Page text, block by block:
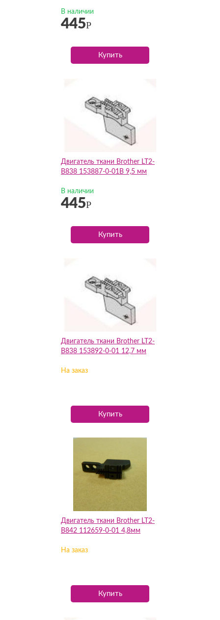
В наличии
445Р
Купить
Двигатель ткани Brother LT2-
B838 153887-0-01В 9,5 мм
В наличии
445Р
Купить
Двигатель ткани Brother LT2-
B838 153892-0-01 12,7 мм
На заказ
Купить
Двигатель ткани Brother LT2-
B842 112659-0-01 4,8мм
На заказ
Купить